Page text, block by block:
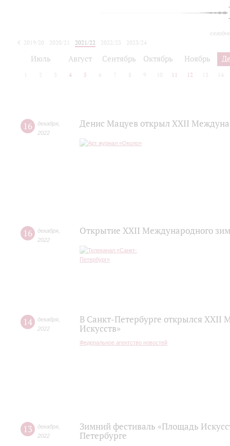
2019/20 2020/21 2021/22 2022/23
2023/24
Июль Август Сентябрь Октябрь Ноябрь
2 3 4 5 6 7 8 9 10 11 12 13 14
16 декабря
2022
Денис Мацуев открыл XXII
16 декабря
2022
Открытие XXII Международного
14 декабря
2022
В Санкт-Петербурге открылся
Искусств»
Федеральное агентство новостей
13 декабря
2022
Зимний фестиваль «Площадь
Петербурге